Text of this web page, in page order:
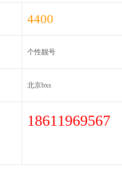
4400
个性靓号
北京bxs
18611969567